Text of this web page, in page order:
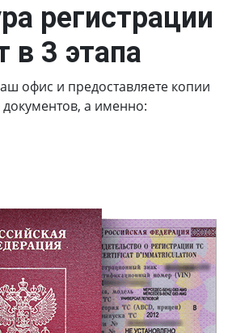
регистрации
в 3 этапа
офис и предоставляете копии
а именно: